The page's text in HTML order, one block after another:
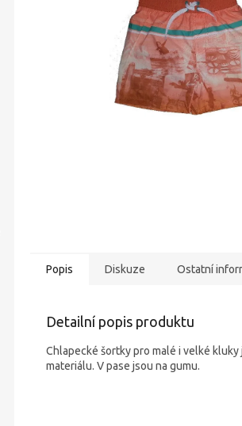
Popis Diskuze Ostatní
Detailní popis produktu
Chlapecké šortky pro malé i velké
materiálu. V pase jsou na gumu.